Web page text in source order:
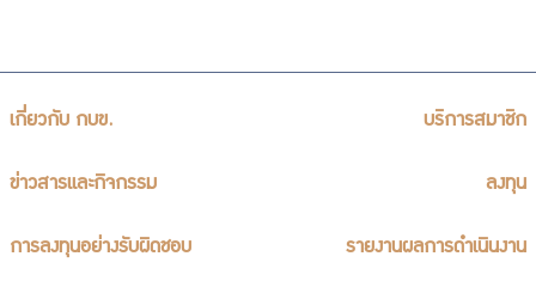
เกี่ยวกับ กบข. บริการสมาชิก
ข่าวสารและกิจกรรม ลงทุน
การลงทุนอย่างรับผิดชอบ รายงานผลการดำเนินงาน